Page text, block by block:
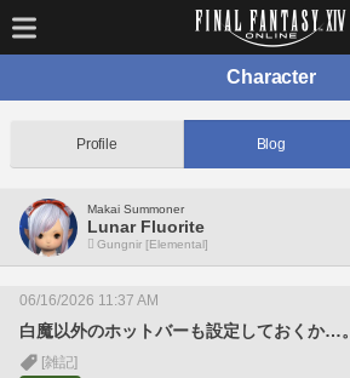
Character
Profile Blog
Makai Summoner
Lunar Fluorite
Gungnir [Elemental]
06/16/2026 11:37 AM
白魔以外のホットバーも設定しておくか…。
[雑記]